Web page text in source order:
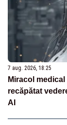
7 aug. 2026, 18:25
Miracol
recăpătat
AI